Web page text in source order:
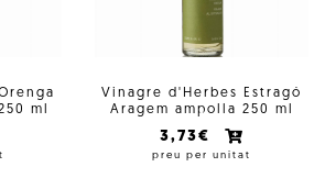
ml
Vinagre d'Herbes Estragó
Aragem ampolla 250 ml
3,73€
preu per unitat